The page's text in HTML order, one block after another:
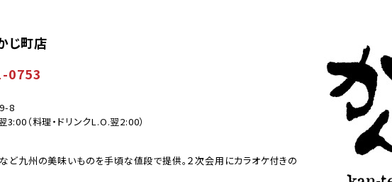
じ町店
0753
8
（料理・ドリンクL.O.翌2:00）
ど九州の美味いものを手頃な値段で提供。２次会用にカラオケ付きの